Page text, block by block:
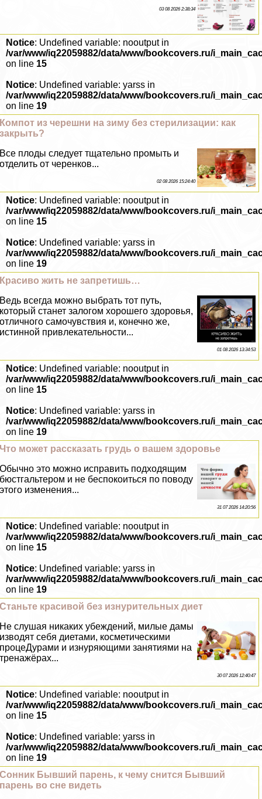
03 08 2026 2:38:34
Notice: Undefined variable: nooutput in
/var/www/iq22059882/data/www/bookcovers.ru/
on line 15
Notice: Undefined variable: yarss in
/var/www/iq22059882/data/www/bookcovers.ru/
on line 19
Компот из черешни на зиму без стерилизации: как
закрыть?
Все плоды следует тщательно промыть и
отделить от черенков...
02 08 2026 15:24:40
Notice: Undefined variable: nooutput in
/var/www/iq22059882/data/www/bookcovers.ru/
on line 15
Notice: Undefined variable: yarss in
/var/www/iq22059882/data/www/bookcovers.ru/
on line 19
Красиво жить не запретишь…
Ведь всегда можно выбрать тот путь,
который станет залогом хорошего здоровья,
отличного самочувствия и, конечно же,
истинной привлекательности...
01 08 2026 13:34:53
Notice: Undefined variable: nooutput in
/var/www/iq22059882/data/www/bookcovers.ru/
on line 15
Notice: Undefined variable: yarss in
/var/www/iq22059882/data/www/bookcovers.ru/
on line 19
Что может рассказать гpyдь о вашем здоровье
Обычно это можно исправить подходящим
бюcтгальтером и не беспокоиться по поводу
этого изменения...
31 07 2026 14:20:56
Notice: Undefined variable: nooutput in
/var/www/iq22059882/data/www/bookcovers.ru/
on line 15
Notice: Undefined variable: yarss in
/var/www/iq22059882/data/www/bookcovers.ru/
on line 19
Станьте красивой без изнурительных диет
Не слушая никаких убеждений, милые дамы
изводят себя диетами, косметическими
процеДypaми и изнуряющими занятиями на
тренажёрах...
30 07 2026 12:40:47
Notice: Undefined variable: nooutput in
/var/www/iq22059882/data/www/bookcovers.ru/
on line 15
Notice: Undefined variable: yarss in
/var/www/iq22059882/data/www/bookcovers.ru/
on line 19
Сонник Бывший парень, к чему снится Бывший
парень во сне видеть